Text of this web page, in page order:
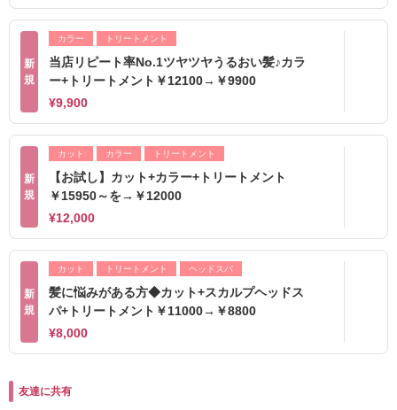
新
規
カラー トリートメント
当店リピート率No.1ツヤツヤうるおい髪♪カラ
ー+トリートメント￥12100→￥9900
¥9,900
新
規
カット カラー トリートメント
【お試し】カット+カラー+トリートメント
￥15950～を→￥12000
¥12,000
新
規
カット トリートメント ヘッドスパ
髪に悩みがある方◆カット+スカルプヘッドス
パ+トリートメント￥11000→￥8800
¥8,000
友達に共有